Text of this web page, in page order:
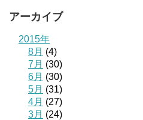
アーカイブ
2015年
8月 (4)
7月 (30)
6月 (30)
5月 (31)
4月 (27)
3月 (24)